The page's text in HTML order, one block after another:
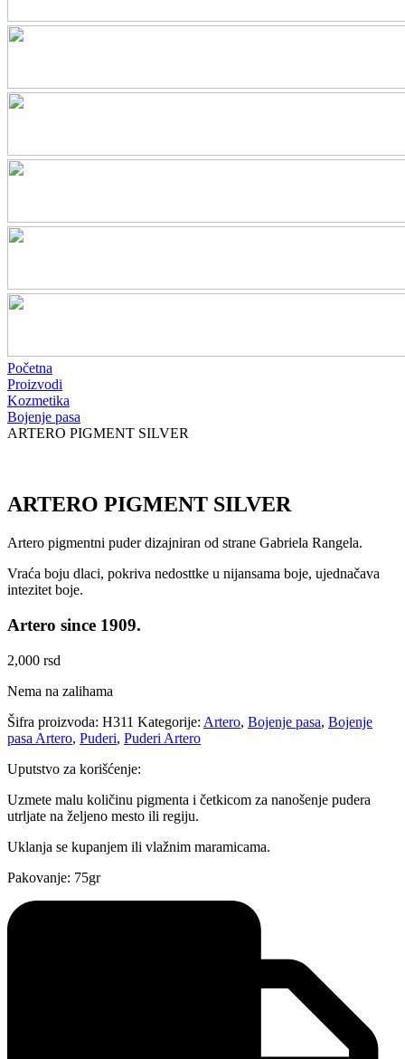
Početna
Proizvodi
Kozmetika
Bojenje pasa
ARTERO PIGMENT SILVER
ARTERO PIGMENT SILVER
Artero pigmentni puder dizajniran od strane Gabriela Rangela.
Vraća boju dlaci, pokriva nedosttke u nijansama boje, ujednačava
intezitet boje.
Artero since 1909.
2,000 rsd
Nema na zalihama
Šifra proizvoda: H311 Kategorije: Artero, Bojenje pasa, Bojenje
pasa Artero, Puderi, Puderi Artero
Uputstvo za korišćenje:
Uzmete malu količinu pigmenta i četkicom za nanošenje pudera
utrljate na željeno mesto ili regiju.
Uklanja se kupanjem ili vlažnim maramicama.
Pakovanje: 75gr